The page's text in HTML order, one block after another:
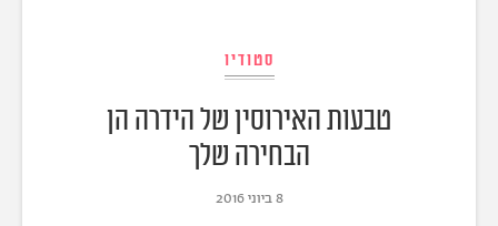
סטודיו
טבעות האירוסין של הידרה הן
הבחירה שלך
8 ביוני 2016